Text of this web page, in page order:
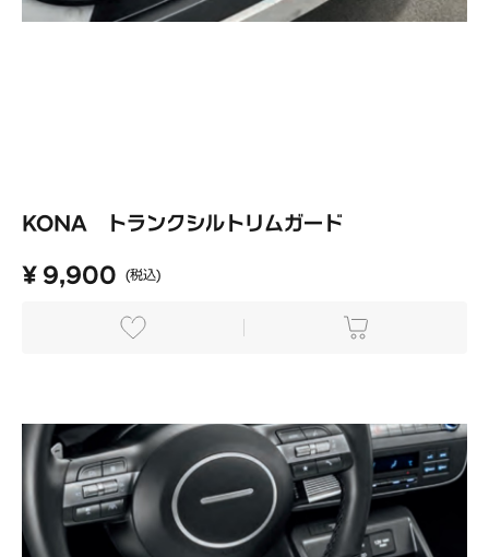
KONA トランクシルトリムガード
¥ 9,900 (税込)